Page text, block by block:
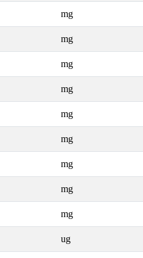
mg
mg
mg
mg
mg
mg
mg
mg
mg
ug